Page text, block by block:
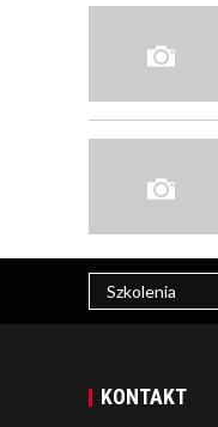
KONTAKT